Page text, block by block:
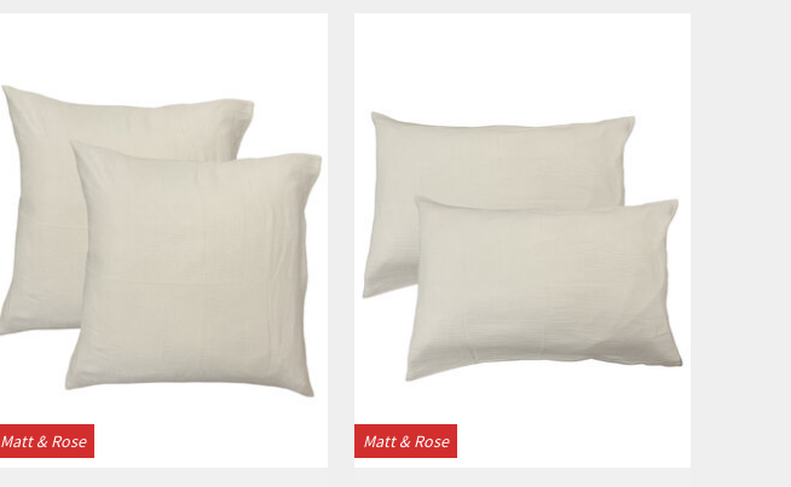
Matt & Rose Matt & Rose